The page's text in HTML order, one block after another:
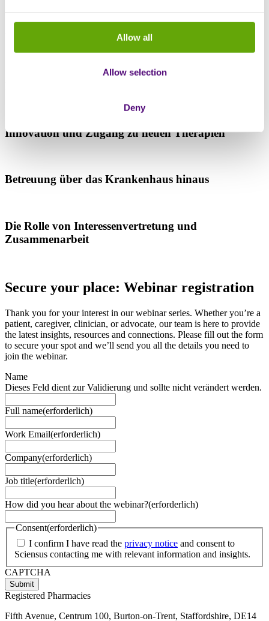
Allow all
Allow selection
Deny
Was wir untersuchen werden
Innovation und Zugang zu neuen Therapien
Betreuung über das Krankenhaus hinaus
Die Rolle von Interessenvertretung und
Zusammenarbeit
Secure your place: Webinar registration
Thank you for your interest in our webinar series. Whether you’re a
patient, caregiver, clinician, or advocate, our team is here to provide
the latest insights, resources and connections. Please fill out the form
to secure your spot and we’ll send you all the details you need to
join the webinar.
Name
Dieses Feld dient zur Validierung und sollte nicht verändert werden.
Full name(erforderlich)
Work Email(erforderlich)
Company(erforderlich)
Job title(erforderlich)
How did you hear about the webinar?(erforderlich)
Consent(erforderlich)
I confirm I have read the privacy notice and consent to
Sciensus contacting me with relevant information and insights.
CAPTCHA
Registered Pharmacies
Fifth Avenue, Centrum 100, Burton-on-Trent, Staffordshire, DE14